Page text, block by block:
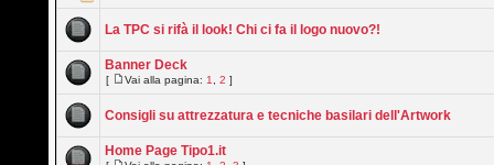
La TPC si rifà il look! Chi ci fa il logo nuovo?!
Banner Deck
[ Vai alla pagina: 1 ,2 ]
Consigli su attrezzatura e tecniche basilari dell'Artwork
Home Page Tipo1.it